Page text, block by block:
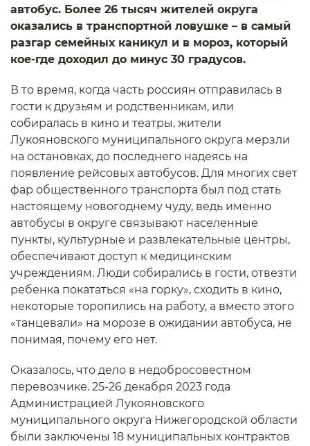
автобус. Более 26 тысяч жителей округа
оказались в транспортной ловушке – в самый
разгар семейных каникул и в мороз, который
кое-где доходил до минус 30 градусов.
В то время, когда часть россиян отправилась в
гости к друзьям и родственникам, или
собиралась в кино и театры, жители
Лукояновского муниципального округа мерзли
на остановках, до последнего надеясь на
появление рейсовых автобусов. Для многих свет
фар общественного транспорта был под стать
настоящему новогоднему чуду, ведь именно
автобусы в округе связывают населенные
пункты, культурные и развлекательные центры,
обеспечивают доступ к медицинским
учреждениям. Люди собирались в гости, отвезти
ребенка покататься «на горку», сходить в кино,
некоторые торопились на работу, а вместо этого
«танцевали» на морозе в ожидании автобуса, не
понимая, почему его нет.
Оказалось, что дело в недобросовестном
перевозчике. 25-26 декабря 2023 года
Администрацией Лукояновского
муниципального округа Нижегородской области
были заключены 18 муниципальных контрактов